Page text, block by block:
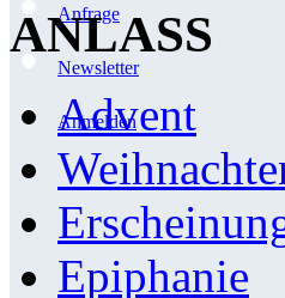
Anfrage
Newsletter
Anmelden
ANLASS
Advent
Epiphanie